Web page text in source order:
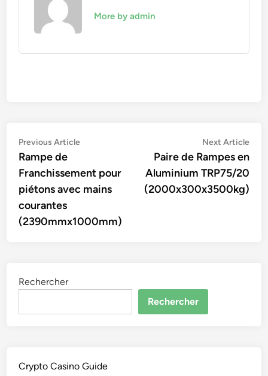
More by admin
Navigation
de
l’article
Previous ArticlePrevious
Rampe de
Franchissement pour
piétons avec mains
courantes
(2390mmx1000mm)
Next Article
Paire de Rampes en
Aluminium TRP75/20
(2000x300x3500kg)
Rechercher
Rechercher
Crypto Casino Guide